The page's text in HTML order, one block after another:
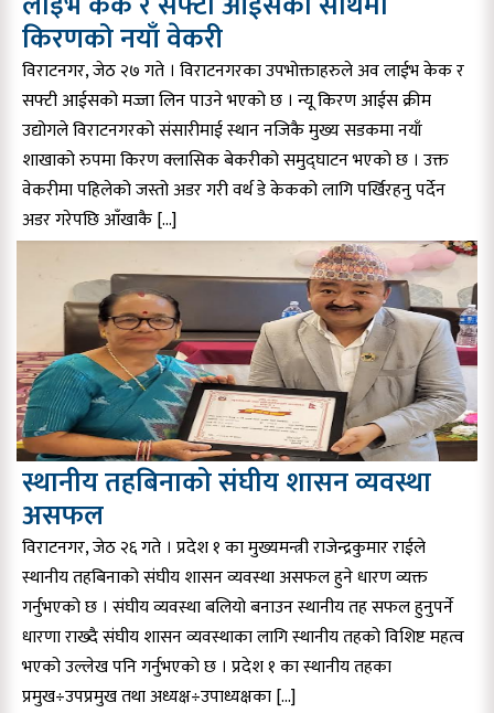
किरणको नयाँ वेकरी
विराटनगर, जेठ २७ गते । विराटनगरका उपभोक्ताहरुले अव लाईभ केक र
सफ्टी आईसको मज्जा लिन पाउने भएको छ । न्यू किरण आईस क्रीम
उद्योगले विराटनगरको संसारीमाई स्थान नजिकै मुख्य सडकमा नयाँ
शाखाको रुपमा किरण क्लासिक बेकरीको समुद्घाटन भएको छ । उक्त
वेकरीमा पहिलेको जस्तो अडर गरी वर्थ डे केकको लागि पर्खिरहनु पर्देन
अडर गरेपछि आँखाकै […]
स्थानीय तहबिनाको संघीय शासन व्यवस्था
असफल
विराटनगर, जेठ २६ गते । प्रदेश १ का मुख्यमन्त्री राजेन्द्रकुमार राईले
स्थानीय तहबिनाको संघीय शासन व्यवस्था असफल हुने धारण व्यक्त
गर्नुभएको छ । संघीय व्यवस्था बलियो बनाउन स्थानीय तह सफल हुनुपर्ने
धारणा राख्दै संघीय शासन व्यवस्थाका लागि स्थानीय तहको विशिष्ट महत्व
भएको उल्लेख पनि गर्नुभएको छ । प्रदेश १ का स्थानीय तहका
प्रमुख÷उपप्रमुख तथा अध्यक्ष÷उपाध्यक्षका […]